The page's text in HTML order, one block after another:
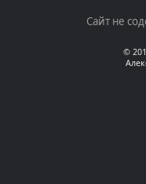
Сайт не
©